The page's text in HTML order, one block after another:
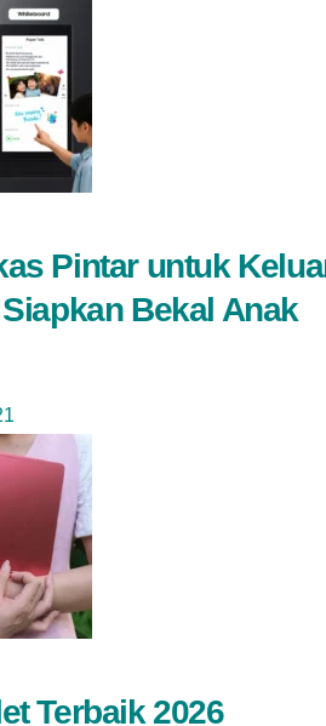
Pintar untuk
Bekal Anak
Terbaik 2026